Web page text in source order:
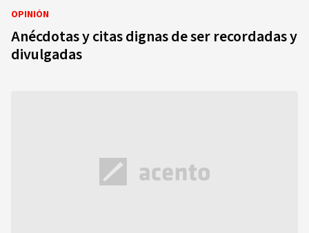
OPINIÓN
Anécdotas y citas dignas de ser recordadas y
divulgadas